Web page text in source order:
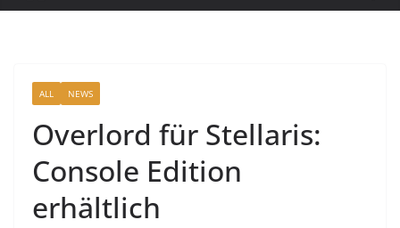
ALL NEWS
Overlord für Stellaris:
Console Edition
erhältlich